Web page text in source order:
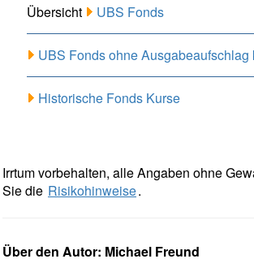
Übersicht UBS Fonds
UBS Fonds ohne Ausgabeaufschlag
Historische Fonds Kurse
Irrtum vorbehalten, alle Angaben ohne
Sie die Risikohinweise.
Über den Autor: Michael Freund